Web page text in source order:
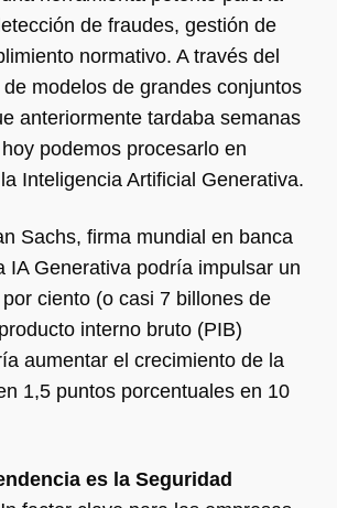
de fraudes, gestión de
normativo. A través del
modelos de grandes conjuntos
anteriormente tardaba semanas
podemos procesarlo en
Inteligencia Artificial Generativa.
Sachs, firma mundial en banca
IA Generativa podría impulsar un
ciento (o casi 7 billones de
interno bruto (PIB)
aumentar el crecimiento de la
1,5 puntos porcentuales en 10
es la Seguridad